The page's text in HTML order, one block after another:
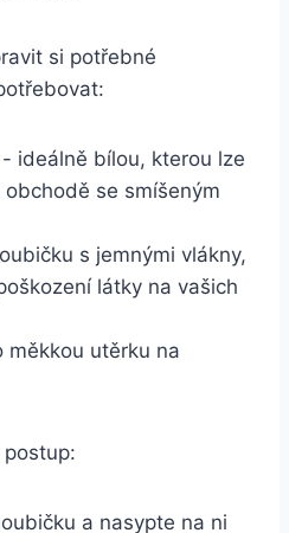
si potřebné
ideálně bílou, kterou lze
se smíšeným
s jemnými vlákny,
látky ​na vašich
měkkou utěrku na
a nasypte na ni